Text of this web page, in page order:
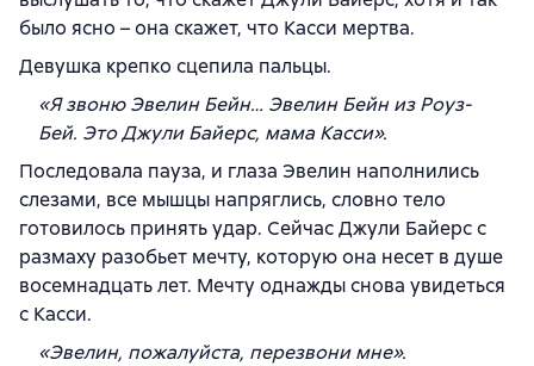
было ясно – она скажет, что Касси мертва.
Девушка крепко сцепила пальцы.
«Я звоню Эвелин Бейн… Эвелин Бейн из Роуз-
Бей. Это Джули Байерс, мама Касси».
Последовала пауза, и глаза Эвелин наполнились
слезами, все мышцы напряглись, словно тело
готовилось принять удар. Сейчас Джули Байерс с
размаху разобьет мечту, которую она несет в душе
восемнадцать лет. Мечту однажды снова увидеться
с Касси.
«Эвелин, пожалуйста, перезвони мне».